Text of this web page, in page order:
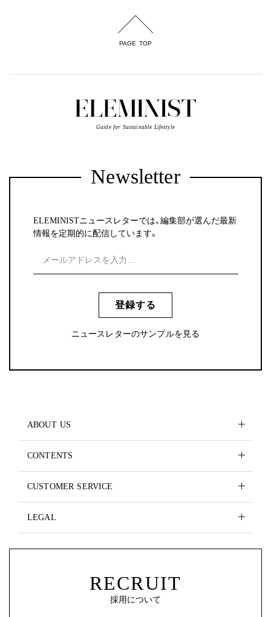
PAGE TOP
Guide for Sustainable Lifestyle
Newsletter
ELEMINISTニュースレターでは、編集部が選んだ最新
情報を定期的に配信しています。
登録する
ニュースレターのサンプルを見る
ABOUT US
CONTENTS
CUSTOMER SERVICE
LEGAL
RECRUIT
採用について